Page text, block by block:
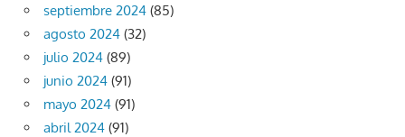
septiembre 2024 (85)
agosto 2024 (32)
julio 2024 (89)
junio 2024 (91)
mayo 2024 (91)
abril 2024 (91)